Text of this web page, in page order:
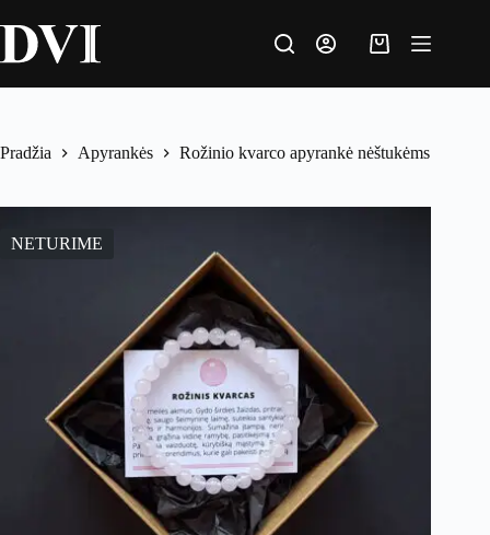
to
content
Krepšelis
Pradžia Apyrankės Rožinio kvarco apyrankė nėštukėms
NETURIME